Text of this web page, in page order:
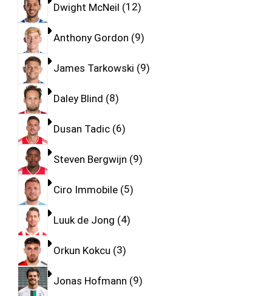
Dwight McNeil 12
Anthony Gordon 9
James Tarkowski 9
Daley Blind 8
Dusan Tadic 6
Steven Bergwijn 9
Ciro Immobile 5
Luuk de Jong 4
Orkun Kokcu 3
Jonas Hofmann 9